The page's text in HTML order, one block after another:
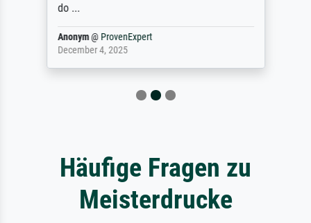
do ...
Anonym@ ProvenExpert
December 4, 2025
Häufige Fragen zu
Meisterdrucke